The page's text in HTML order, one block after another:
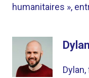
humanitaires »,